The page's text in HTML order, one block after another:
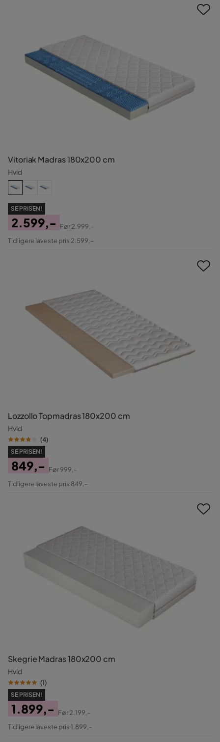
Vitoriak Madras 180x200 cm
Hvid
SE PRISEN!
Pris
2.599,-
Original
Før2.999,-
Tidligere laveste pris 2.599,-
Lozzollo Topmadras 180x200 cm
Hvid
(4)
SE PRISEN!
Pris
849,-
Original
Før999,-
Tidligere laveste pris 849,-
Skegrie Madras 180x200 cm
Hvid
(1)
SE PRISEN!
Pris
1.899,-
Original
Før2.199,-
Tidligere laveste pris 1.899,-